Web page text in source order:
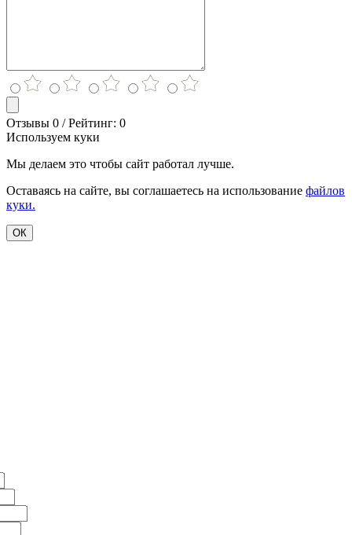
Отзывы 0 / Рейтинг: 0
Используем куки
Мы делаем это чтобы сайт работал лучше.
Оставаясь на сайте, вы соглашаетесь на использование файлов
куки.
ОК